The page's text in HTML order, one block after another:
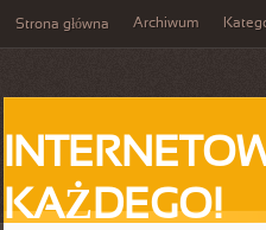
Strona główna Archiwum
KAŻDEGO!